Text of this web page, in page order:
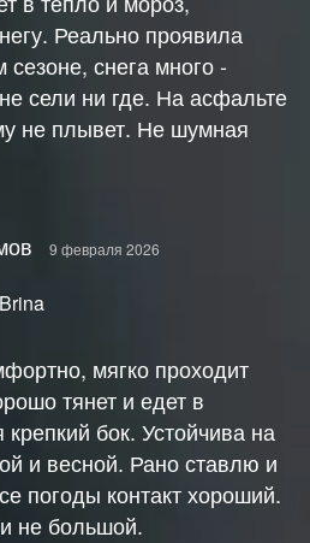
Реально проявила
снега много -
сели ни где. На асфальте
не плывет. Не шумная
9 февраля 2026
мягко проходит
тянет и едет в
бок. Устойчива на
и весной. Рано ставлю и
погоды контакт хороший.
не большой.